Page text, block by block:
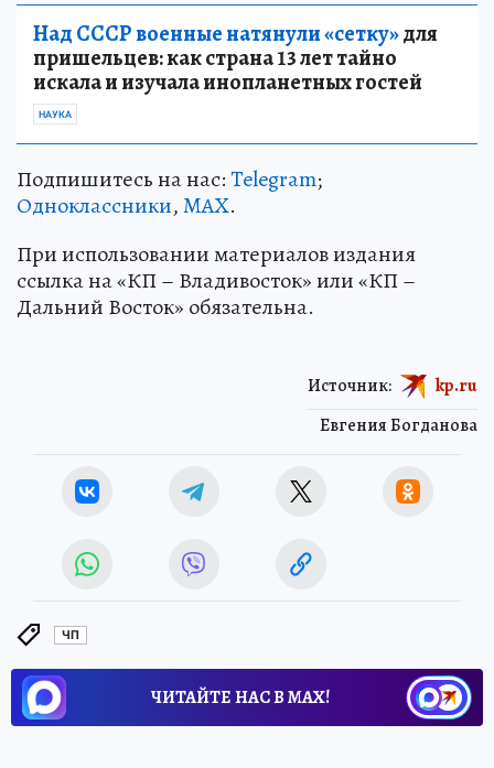
Над СССР военные натянули «сетку»для
пришельцев: как страна 13 лет тайно
искала и изучала инопланетных гостей
НАУКА
Подпишитесь на нас:Telegram;
Одноклассники,MAX.
При использовании материалов издания
ссылка на «КП – Владивосток» или «КП –
Дальний Восток» обязательна.
Евгения Богданова
Источник: kp.ru
ЧП
ЧИТАЙТЕ НАС В МАХ!